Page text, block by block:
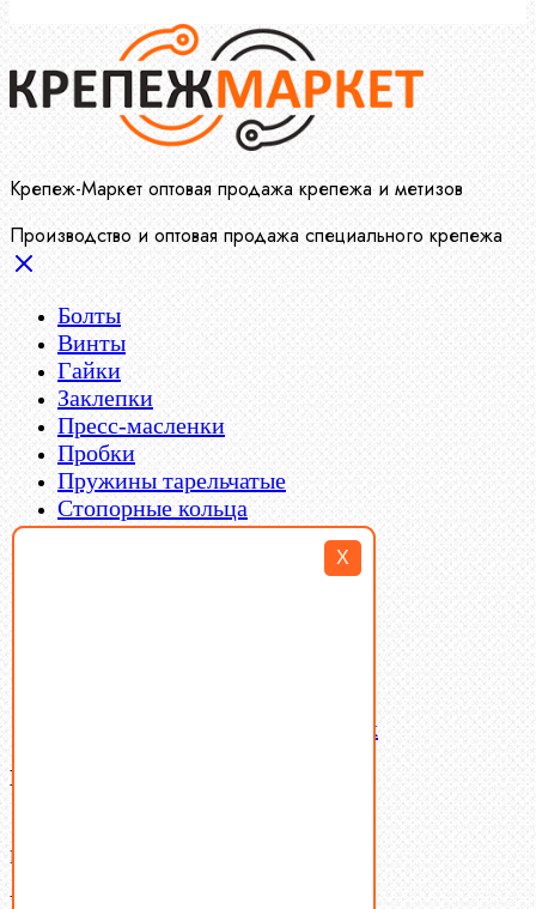
X
Крепеж-Маркет оптовая продажа крепежа и метизов
Производство и оптовая продажа специального крепежа
Болты
Винты
Гайки
Заклепки
Пресс-масленки
Пробки
Пружины тарельчатые
Стопорные кольца
Такелаж
Латунный и бронзовый крепеж
Ваша корзина
В корзине нет товаров.
Поиск